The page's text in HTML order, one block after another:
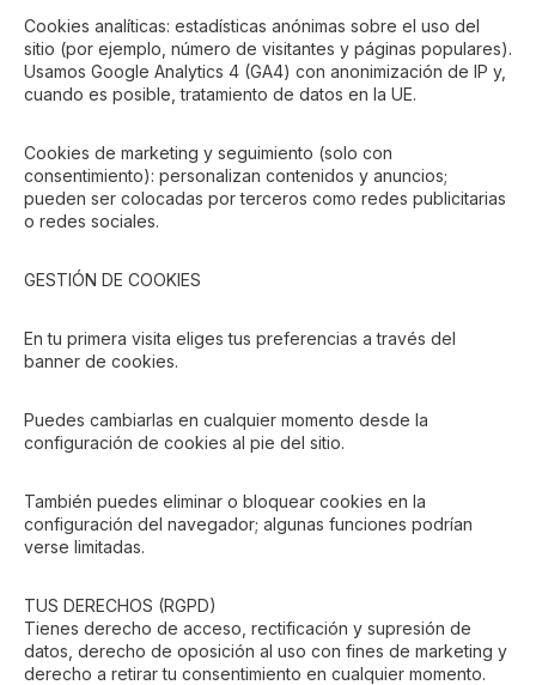
Cookies analíticas: estadísticas anónimas sobre el uso del
sitio (por ejemplo, número de visitantes y páginas populares).
Usamos Google Analytics 4 (GA4) con anonimización de IP y,
cuando es posible, tratamiento de datos en la UE.
Cookies de marketing y seguimiento (solo con
consentimiento): personalizan contenidos y anuncios;
pueden ser colocadas por terceros como redes publicitarias
o redes sociales.
GESTIÓN DE COOKIES
En tu primera visita eliges tus preferencias a través del
banner de cookies.
Puedes cambiarlas en cualquier momento desde la
configuración de cookies al pie del sitio.
También puedes eliminar o bloquear cookies en la
configuración del navegador; algunas funciones podrían
verse limitadas.
TUS DERECHOS (RGPD)
Tienes derecho de acceso, rectificación y supresión de
datos, derecho de oposición al uso con fines de marketing y
derecho a retirar tu consentimiento en cualquier momento.